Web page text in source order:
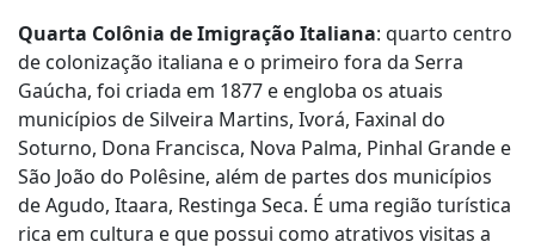
Quarta Colônia de Imigração Italiana: quarto centro
de colonização italiana e o primeiro fora da Serra
Gaúcha, foi criada em 1877 e engloba os atuais
municípios de Silveira Martins, Ivorá, Faxinal do
Soturno, Dona Francisca, Nova Palma, Pinhal Grande e
São João do Polêsine, além de partes dos municípios
de Agudo, Itaara, Restinga Seca. É uma região turística
rica em cultura e que possui como atrativos visitas a